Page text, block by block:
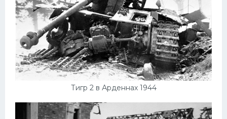
Тигр 2 в Арденнах 1944